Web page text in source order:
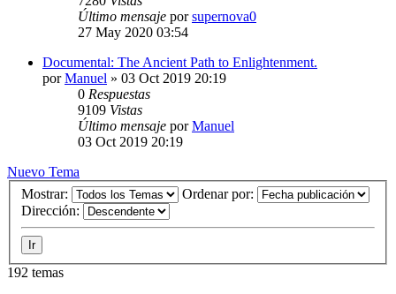
Último mensaje porsupernova0
27 May 2020 03:54
Documental: The Ancient Path to Enlightenment.
porManuel » 03 Oct 2019 20:19
0 Respuestas
9109 Vistas
Último mensaje porManuel
03 Oct 2019 20:19
Nuevo Tema
Mostrar:
Ordenar por:
Dirección:
192 temas